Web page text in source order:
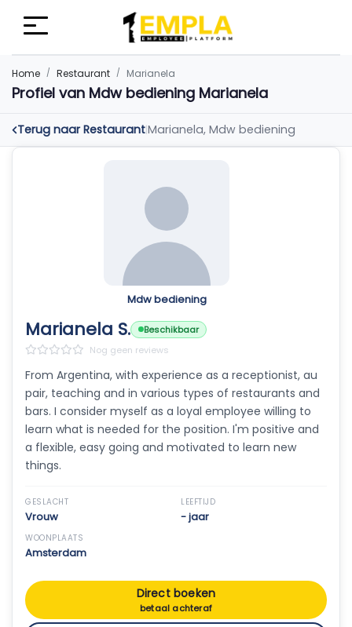
Home Restaurant Marianela
Profiel van Mdw bediening Marianela
Terug naar Restaurant|Marianela, Mdw bediening
Mdw bediening
Marianela S.
Beschikbaar
Nog geen reviews
From Argentina, with experience as a receptionist, au
pair, teaching and in various types of restaurants and
bars. I consider myself as a loyal employee willing to
learn what is needed for the position. I'm positive and
a flexible, easy going and motivated to learn new
things.
GESLACHT
Vrouw
LEEFTIJD
- jaar
WOONPLAATS
Amsterdam
Direct boeken
betaal achteraf